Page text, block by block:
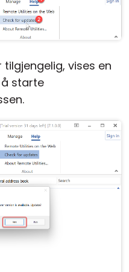
tilgjengelig, vises en
starte